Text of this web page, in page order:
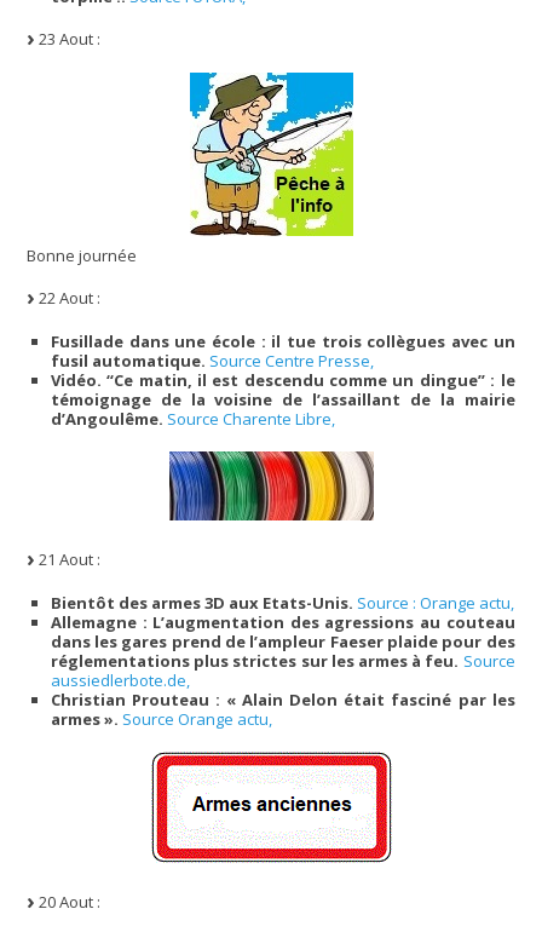
23 Aout :
Bonne journée
22 Aout :
Fusillade dans une école : il tue trois collègues avec un
fusil automatique. Source Centre Presse,
Vidéo. “Ce matin, il est descendu comme un dingue” : le
témoignage de la voisine de l’assaillant de la mairie
d’Angoulême. Source Charente Libre,
21 Aout :
Bientôt des armes 3D aux Etats-Unis. Source : Orange actu,
Allemagne : L’augmentation des agressions au couteau
dans les gares prend de l’ampleur Faeser plaide pour des
réglementations plus strictes sur les armes à feu. Source
aussiedlerbote.de,
Christian Prouteau : « Alain Delon était fasciné par les
armes ». Source Orange actu,
20 Aout :